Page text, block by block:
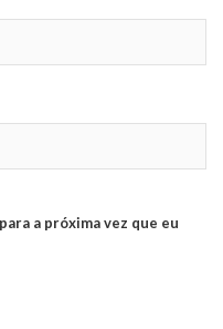
a próxima vez que eu